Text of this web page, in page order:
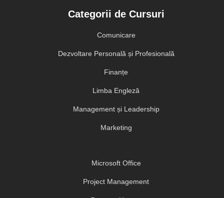
Categorii de Cursuri
Comunicare
Dezvoltare Personală și Profesională
Finanțe
Limba Engleză
Management și Leadership
Marketing
Microsoft Office
Project Management